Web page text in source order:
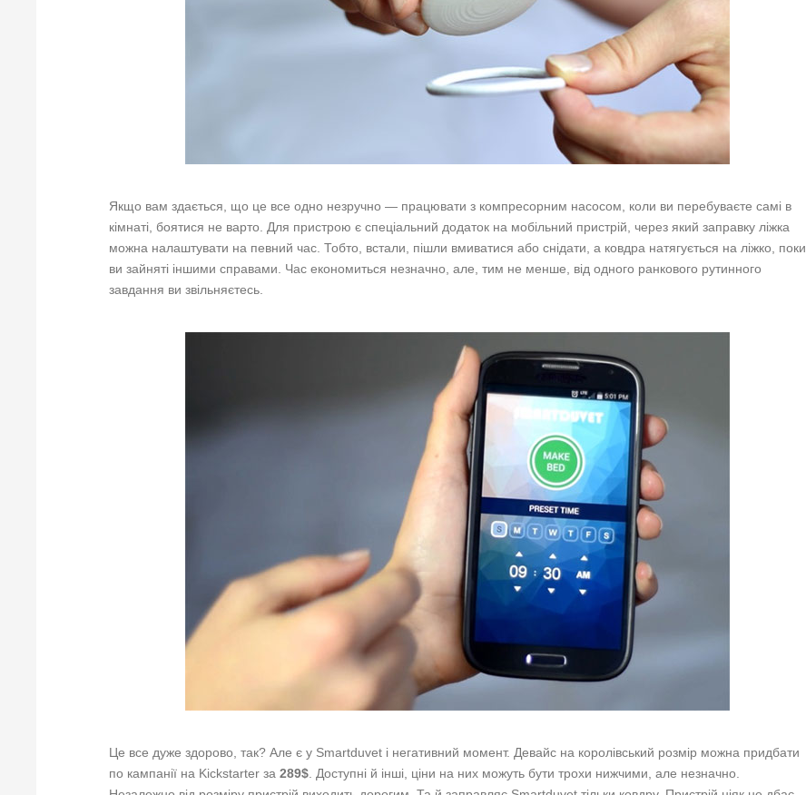
Якщо вам здається, що це все одно незручно — працювати з компресорним насосом, коли ви перебуваєте самі в
кімнаті, боятися не варто. Для пристрою є спеціальний додаток на мобільний пристрій, через який заправку ліжка
можна налаштувати на певний час. Тобто, встали, пішли вмиватися або снідати, а ковдра натягується на ліжко, поки
ви зайняті іншими справами. Час економиться незначно, але, тим не менше, від одного ранкового рутинного
завдання ви звільняєтесь.
Це все дуже здорово, так? Але є у Smartduvet і негативний момент. Девайс на королівський розмір можна придбати
по кампанії на Kickstarter за 289$ . Доступні й інші, ціни на них можуть бути трохи нижчими, але незначно.